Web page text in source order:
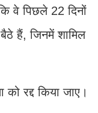
वे पिछले 22 दिनों
हैं, जिनमें शामिल
रद्द किया जाए।